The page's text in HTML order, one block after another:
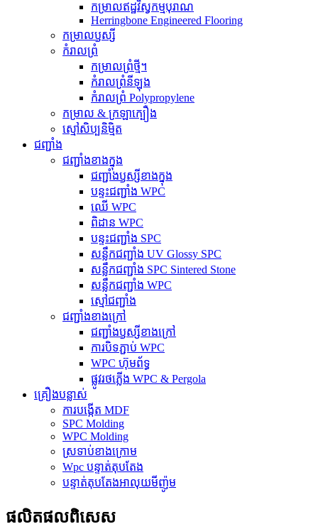
កម្រាលឥដ្ឋវិស្វកម្មបុរាណ
Herringbone Engineered Flooring
កម្រាលឫស្សី
កំរាលព្រំ
កម្រាលព្រំថ្មី។
កំរាលព្រំនីឡុង
កំរាលព្រំ Polypropylene
កម្រាល & ក្រឡាក្បឿង
ស្មៅសិប្បនិម្មិត
ជញ្ជាំង
ជញ្ជាំងខាងក្នុង
ជញ្ជាំងឫស្សីខាងក្នុង
បន្ទះជញ្ជាំង WPC
ឈើ WPC
ពិដាន WPC
បន្ទះជញ្ជាំង SPC
សន្លឹកជញ្ជាំង UV Glossy SPC
សន្លឹកជញ្ជាំង SPC Sintered Stone
សន្លឹកជញ្ជាំង WPC
ស្មៅជញ្ជាំង
ជញ្ជាំងខាងក្រៅ
ជញ្ជាំងឫស្សីខាងក្រៅ
ការបិទភ្ជាប់ WPC
WPC ហ៊ុមព័ទ្ធ
ផ្លូវរថភ្លើង WPC & Pergola
គ្រឿងបន្លាស់
ការបង្កើត MDF
SPC Molding
WPC Molding
ស្រទាប់ខាងក្រោម
Wpc បន្ទាត់តុបតែង
បន្ទាត់តុបតែងអាលុយមីញ៉ូម
ផលិតផល​ពិសេស